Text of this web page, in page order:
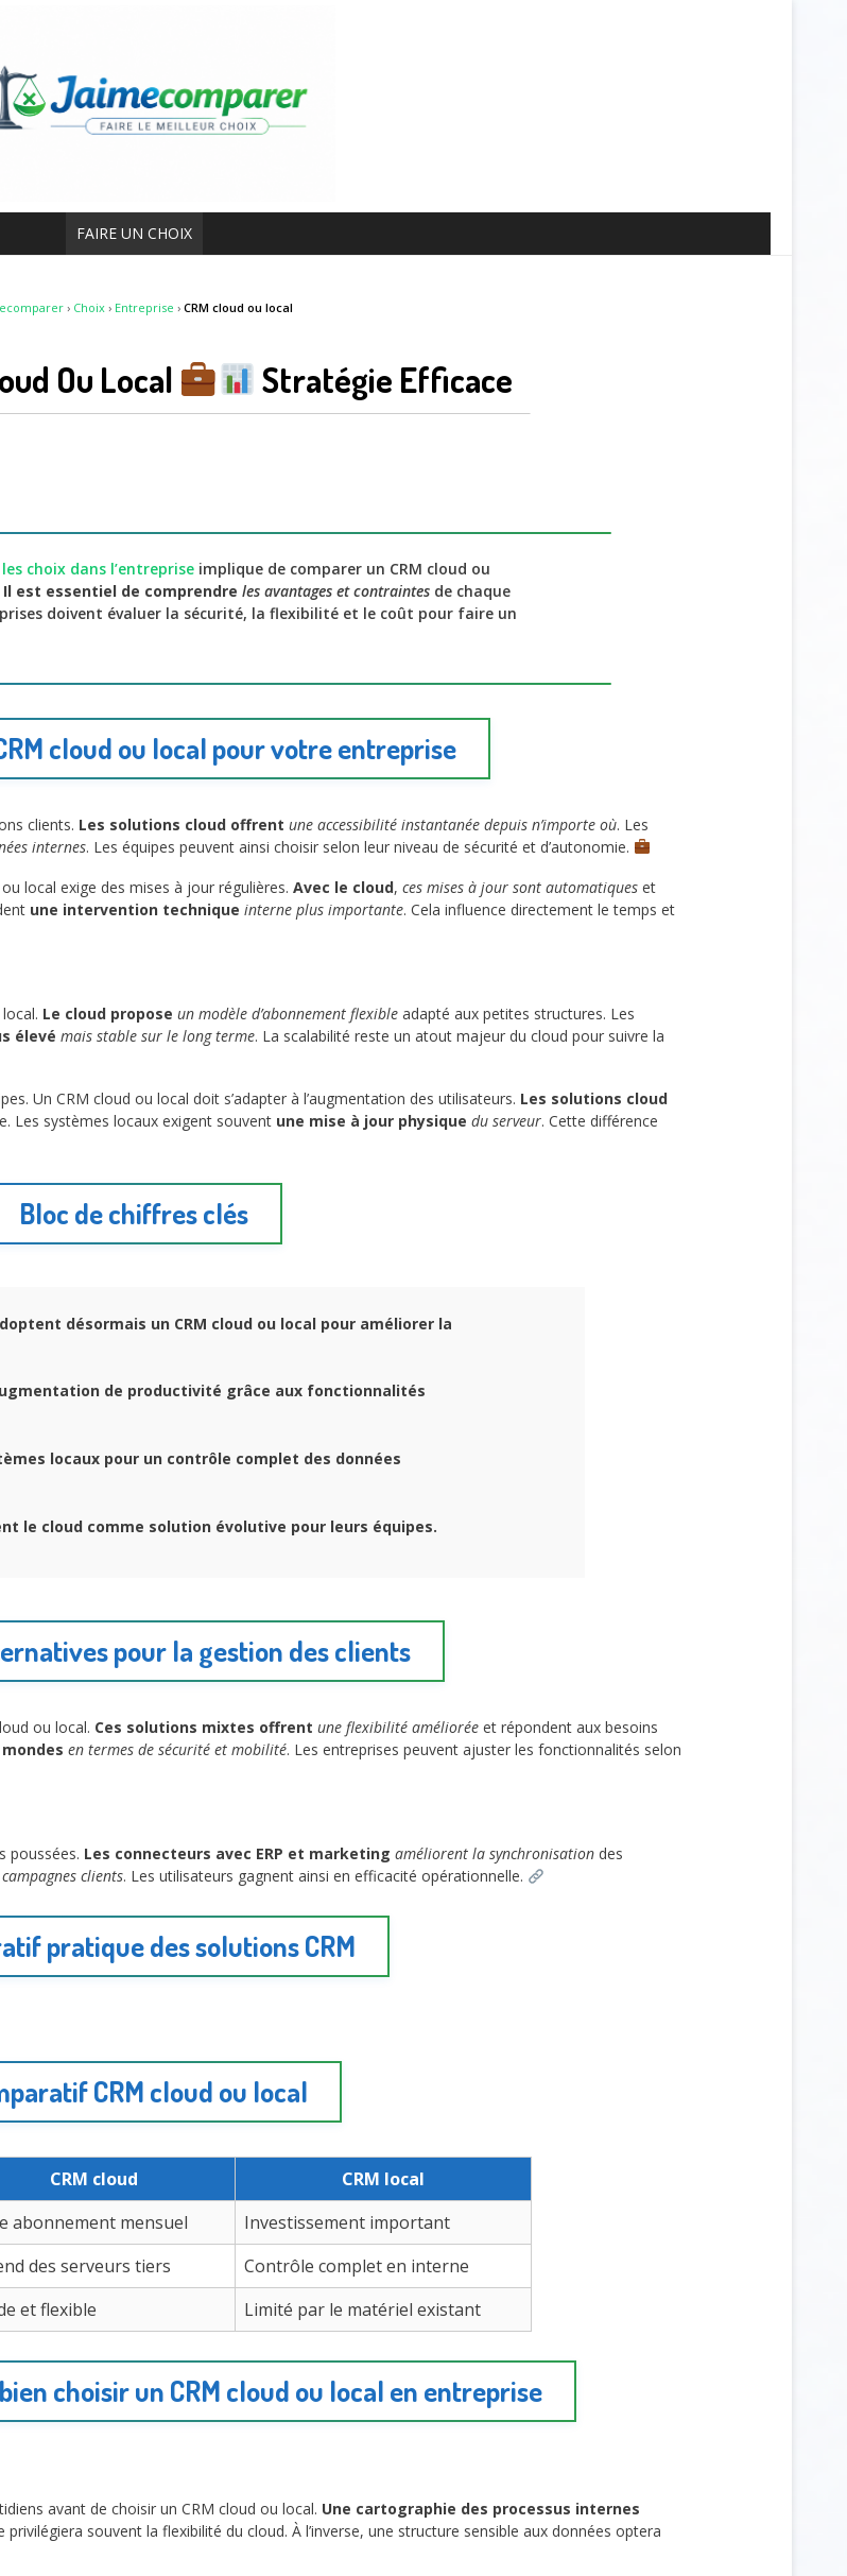
FAIRE UN CHOIX
› Choix › Entreprise › CRM cloud ou local
Ou Local Stratégie Efficace
choix dans l’entreprise implique de comparer un CRM cloud ou
Il est essentiel de comprendre les avantages et contraintes de chaque
doivent évaluer la sécurité, la flexibilité et le coût pour faire un
cloud ou local pour votre entreprise
clients. Les solutions cloud offrent une accessibilité instantanée depuis n’importe où. Les
internes. Les équipes peuvent ainsi choisir selon leur niveau de sécurité et d’autonomie.
local exige des mises à jour régulières. Avec le cloud, ces mises à jour sont automatiques et
une intervention technique interne plus importante. Cela influence directement le temps et
Le cloud propose un modèle d’abonnement flexible adapté aux petites structures. Les
élevé mais stable sur le long terme. La scalabilité reste un atout majeur du cloud pour suivre la
Un CRM cloud ou local doit s’adapter à l’augmentation des utilisateurs. Les solutions cloud
Les systèmes locaux exigent souvent une mise à jour physique du serveur. Cette différence
Bloc de chiffres clés
désormais un CRM cloud ou local pour améliorer la
de productivité grâce aux fonctionnalités
locaux pour un contrôle complet des données
le cloud comme solution évolutive pour leurs équipes.
pour la gestion des clients
ou local. Ces solutions mixtes offrent une flexibilité améliorée et répondent aux besoins
en termes de sécurité et mobilité. Les entreprises peuvent ajuster les fonctionnalités selon
poussées. Les connecteurs avec ERP et marketing améliorent la synchronisation des
clients. Les utilisateurs gagnent ainsi en efficacité opérationnelle.
pratique des solutions CRM
CRM cloud ou local
CRM cloud
CRM local
abonnement mensuel
Investissement important
des serveurs tiers
Contrôle complet en interne
et flexible Limité par le matériel existant
choisir un CRM cloud ou local en entreprise
avant de choisir un CRM cloud ou local. Une cartographie des processus internes
privilégiera souvent la flexibilité du cloud. À l’inverse, une structure sensible aux données optera